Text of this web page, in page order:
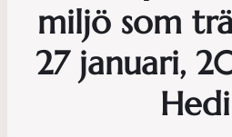
miljö som
27 januari,